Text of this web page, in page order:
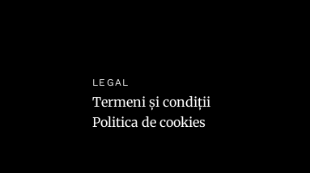
LEGAL
Termeni și condiții
Politica de cookies